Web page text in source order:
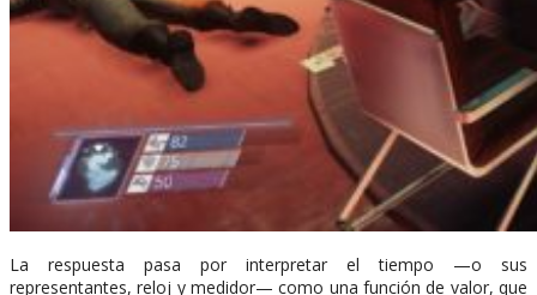
La respuesta pasa por interpretar el tiempo —o sus
representantes, reloj y medidor— como una función de valor, que